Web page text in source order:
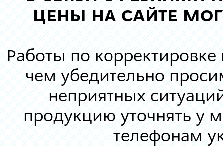
ЦЕНЫ НА САЙТЕ
Работы по корректировке
чем убедительно
неприятных
продукцию уточнять у
телефонам